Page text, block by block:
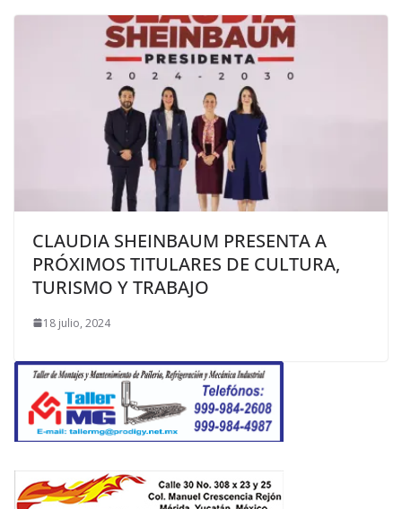
CLAUDIA SHEINBAUM PRESENTA A
PRÓXIMOS TITULARES DE CULTURA,
TURISMO Y TRABAJO
18 julio, 2024